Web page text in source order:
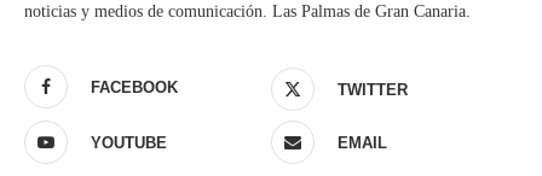
noticias y medios de comunicación. Las Palmas de Gran Canaria.
FACEBOOK TWITTER
YOUTUBE EMAIL